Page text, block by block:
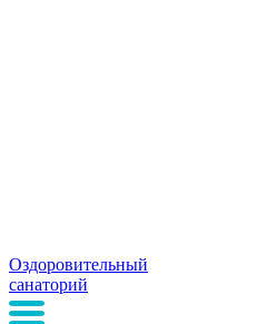
Оздоровительный
санаторий